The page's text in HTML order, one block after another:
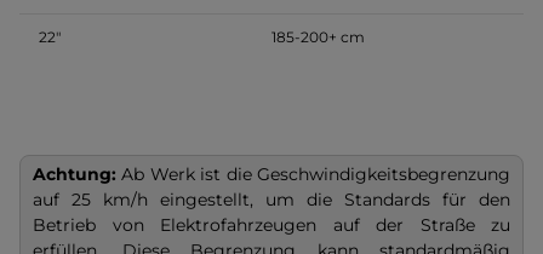
22″ 185-200+ cm
Achtung: Ab Werk ist die Geschwindigkeitsbegrenzung
auf 25 km/h eingestellt, um die Standards für den
Betrieb von Elektrofahrzeugen auf der Straße zu